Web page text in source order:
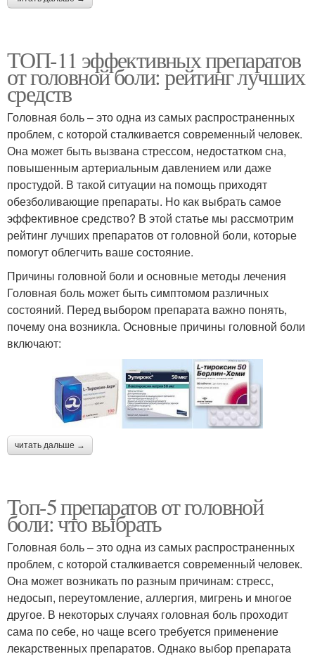
ТОП-11 эффективных препаратов
от головной боли: рейтинг лучших
средств
Головная боль – это одна из самых распространенных
проблем, с которой сталкивается современный человек.
Она может быть вызвана стрессом, недостатком сна,
повышенным артериальным давлением или даже
простудой. В такой ситуации на помощь приходят
обезболивающие препараты. Но как выбрать самое
эффективное средство? В этой статье мы рассмотрим
рейтинг лучших препаратов от головной боли, которые
помогут облегчить ваше состояние.
Причины головной боли и основные методы лечения
Головная боль может быть симптомом различных
состояний. Перед выбором препарата важно понять,
почему она возникла. Основные причины головной боли
включают:
читать дальше →
Топ-5 препаратов от головной
боли: что выбрать
Головная боль – это одна из самых распространенных
проблем, с которой сталкивается современный человек.
Она может возникать по разным причинам: стресс,
недосып, переутомление, аллергия, мигрень и многое
другое. В некоторых случаях головная боль проходит
сама по себе, но чаще всего требуется применение
лекарственных препаратов. Однако выбор препарата